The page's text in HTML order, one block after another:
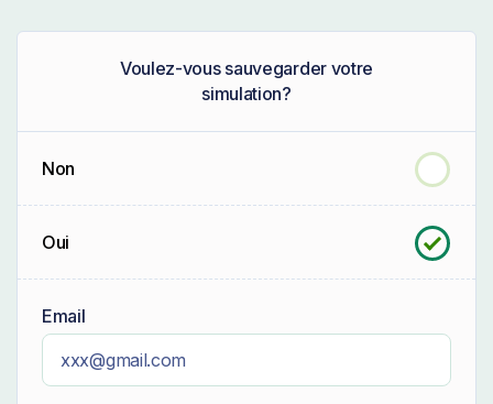
Voulez-vous sauvegarder votre
simulation?
Non
Oui
Email